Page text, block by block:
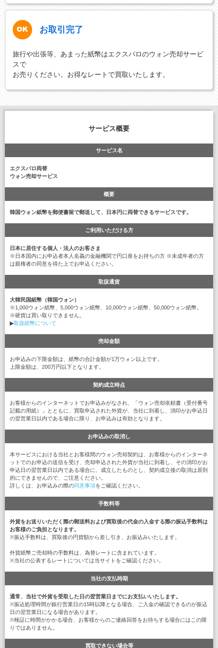
お取引完了
旅行や出張等、あまった紙幣はエクスパロのウォン売却サービ
スで
お売りください。お得なレートで買取いたします。
サービス概要
サービス名
エクスパロ両替
ウォン売却サービス
概要
韓国ウォン紙幣を郵便書留で郵送して、日本円に両替できるサービスです。
ご利用いただける方
日本に居住する個人・法人のお客さま
※日本国内にお申込者本人名義の金融機関で円口座をお持ちの方 ※未成年者の方
は親権者の同意を得た上でお申込ください。
取扱通貨
大韓民国紙幣（韓国ウォン）
※1,000ウォン紙幣、5,000ウォン紙幣、10,000ウォン紙幣、50,000ウォン紙幣。
※硬貨は買い取りできません。
▶取扱紙幣について
売却金額
お申込みの下限金額は、紙幣の合計金額が1万ウォン以上です。
上限金額は、200万円以下となります。
契約成立時点
お客様からのインターネットでお申込みがなされ、「ウォン売却依頼書（受付番号
記載の用紙）」とともに、買取申込された外貨が、当社に到着し、消印がお申込日
の翌営業日以内である場合に限り、お申込みは有効となります。
お申込みの取消し
本サービスにおける当社とお客様間のウォン売却契約は、お客様からのインターネ
ットでのお申込の送信を受け、売却申込された外貨が当社に到着し、その消印がお
申込日の翌営業日以内である場合に、成立したものとし、契約成立後の取消は原則
的にできませんので、ご注意ください。
詳しくは、お申込みの際の同意事項をご確認ください。
手数料等
外貨をお送りいただく際の郵送料および買取後の代金の入金する際の振込手数料は
お客様のご負担となります。
※振込手数料は、買取後の円貨額から差し引き、お振込みいたします。
外貨紙幣ご売却時の手数料は、為替レートに含まれています。
※当社の公表するレートについては当サイトをご確認ください。
当社の支払時期
通常、当社で外貨を受取した日の翌営業日までにお支払いいたします。
※振込処理時間が銀行営業日の15時以降となる場合、ご入金の確認できるのが振込
日の翌営業日になる場合があります。
※検証に時間がかかる場合、お客様からのご連絡回答をお待ちする場合にはこの限
りではありません。
買取できない場合等